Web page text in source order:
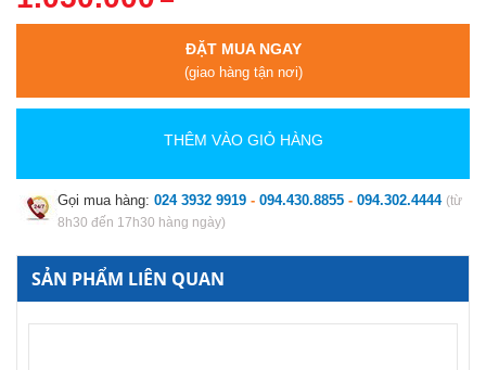
ĐẶT MUA NGAY
(giao hàng tận nơi)
THÊM VÀO GIỎ HÀNG
Gọi mua hàng: 024 3932 9919 - 094.430.8855 - 094.302.4444 (từ
8h30 đến 17h30 hàng ngày)
SẢN PHẨM LIÊN QUAN